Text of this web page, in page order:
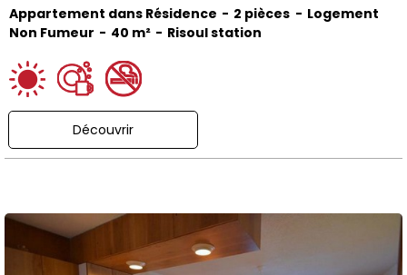
Appartement dans Résidence 2 pièces
Logement
Non Fumeur
40 m² Risoul station
Découvrir